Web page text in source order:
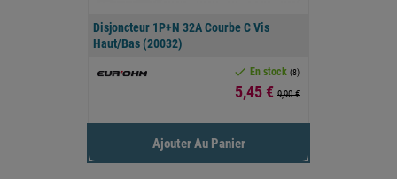
Disjoncteur 1P+N 32A Courbe C Vis
Haut/bas (20032)
 En stock (8)
Prix
5,45 € 9,90 €
Ajouter Au Panier